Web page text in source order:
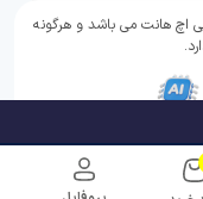
اچ هانت می باشد و هرگونه